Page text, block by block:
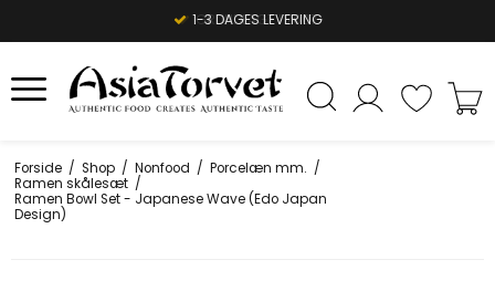
1-3 DAGES LEVERING
Forside / Shop / Nonfood / Porcelæn mm. /
Ramen skålesæt /
Ramen Bowl Set - Japanese Wave (Edo Japan
Design)